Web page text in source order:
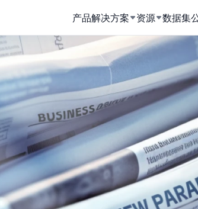
产品解决方案 资源 数据集